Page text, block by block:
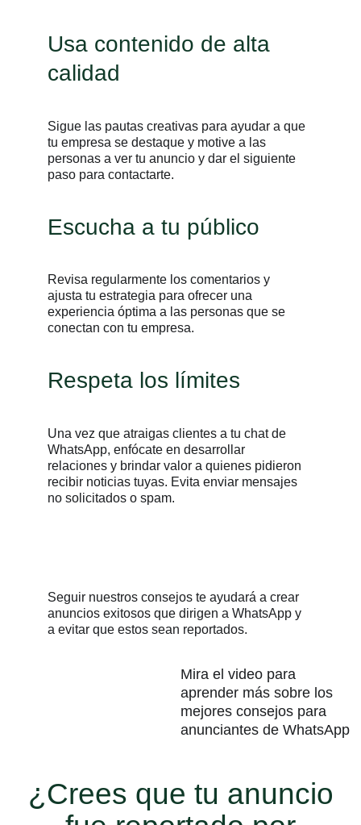
Usa contenido de alta
calidad
Sigue las pautas creativas para ayudar a que
tu empresa se destaque y motive a las
personas a ver tu anuncio y dar el siguiente
paso para contactarte.
Escucha a tu público
Revisa regularmente los comentarios y
ajusta tu estrategia para ofrecer una
experiencia óptima a las personas que se
conectan con tu empresa.
Respeta los límites
Una vez que atraigas clientes a tu chat de
WhatsApp, enfócate en desarrollar
relaciones y brindar valor a quienes pidieron
recibir noticias tuyas. Evita enviar mensajes
no solicitados o spam.
Seguir nuestros consejos te ayudará a crear
anuncios exitosos que dirigen a WhatsApp y
a evitar que estos sean reportados.
Mira el video para
aprender más sobre los
mejores consejos para
anunciantes de WhatsApp
¿Crees que tu anuncio